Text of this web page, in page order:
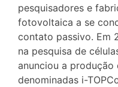
pesquisadores e
fotovoltaica a se
contato passivo. Em
na pesquisa de
anunciou a produção
denominadas i-